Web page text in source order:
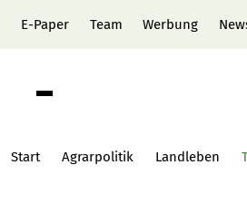
E-Paper Team Werbung
Start Agrarpolitik Landleben